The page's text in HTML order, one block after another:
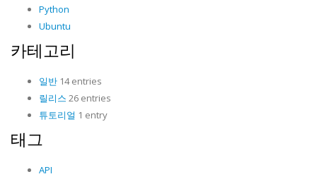
Python
Ubuntu
카테고리
일반 14 entries
릴리스 26 entries
튜토리얼 1 entry
태그
API